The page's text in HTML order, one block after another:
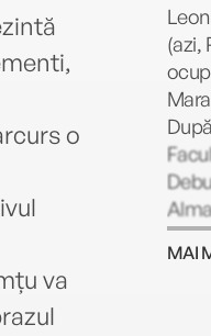
o
va
(azi,
A.E.
MAI